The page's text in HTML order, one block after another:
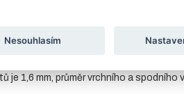
skladbě oka (oka se zvětšují
a montáž. Spolehlivě kopíruje
a školek, pasek, zemědělských,
je 1,6 mm, průměr vrchního a
Nesouhlasím